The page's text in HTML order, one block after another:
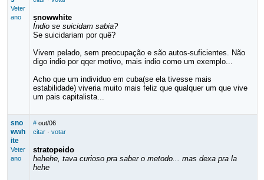
Veter
ano
snowwhite
Índio se suicidam sabia?
Se suicidariam por quê?
Vivem pelado, sem preocupação e são autos-suficientes. Não
digo indio por qqer motivo, mais indio como um exemplo...
Acho que um individuo em cuba(se ela tivesse mais
estabilidade) viveria muito mais feliz que qualquer um que vive
um pais capitalista...
sno
wwh
ite
Veter
ano
# out/06
citar· votar
stratopeido
hehehe, tava curioso pra saber o metodo... mas dexa pra la
hehe